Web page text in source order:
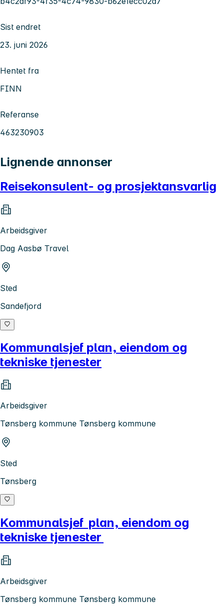
Sist endret
23. juni 2026
Hentet fra
FINN
Referanse
463230903
Lignende annonser
Reisekonsulent- og prosjektansvarlig
Arbeidsgiver
Dag Aasbø Travel
Sted
Sandefjord
Kommunalsjef plan, eiendom og
tekniske tjenester
Arbeidsgiver
Tønsberg kommune Tønsberg kommune
Sted
Tønsberg
Kommunalsjef plan, eiendom og
tekniske tjenester
Arbeidsgiver
Tønsberg kommune Tønsberg kommune